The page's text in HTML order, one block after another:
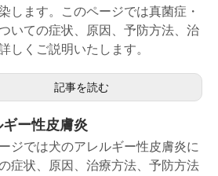
します。このページでは真菌症・
いての症状、原因、予防方法、治
しくご説明いたします。
記事を読む
ギー性皮膚炎
ジでは犬のアレルギー性皮膚炎に
症状、原因、治療方法、予防方法